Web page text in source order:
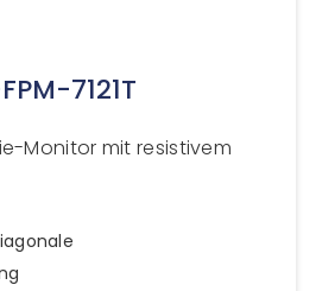
7121T
Monitor mit resistivem